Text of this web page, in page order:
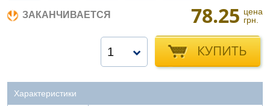
ЗАКАНЧИВАЕТСЯ 78.25 цена
грн.
КУПИТЬ
1
Характеристики